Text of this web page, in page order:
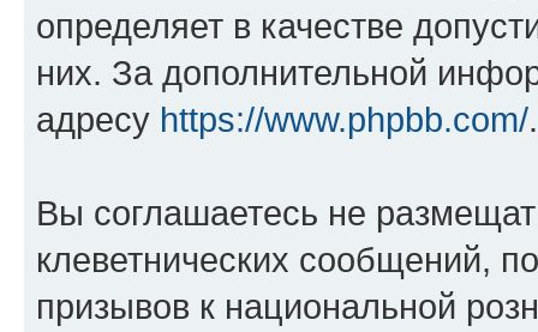
определяет в качестве
них. За дополнительной
адресу https://www.phpbb.com/.
Вы соглашаетесь не
клеветнических сообщений,
призывов к национальной